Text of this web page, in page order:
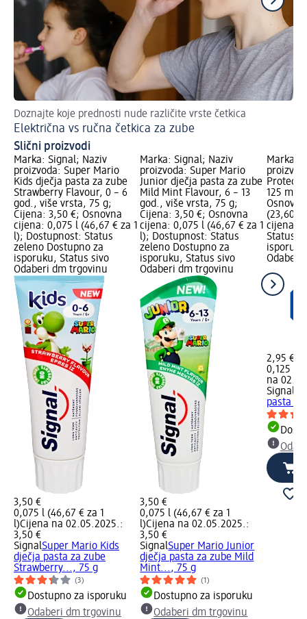
Doznajte koje prednosti nude različite vrste četkica
Električna vs ručna četkica za zube
Slični proizvodi
Marka: Signal; Naziv
proizvoda: Super Mario
Kids dječja pasta za zube
Strawberry Flavour, 0 – 6
god., više vrsta, 75 g;
Cijena: 3,50 €; Osnovna
cijena: 0,075 l (46,67 € za 1
l); Dostupnost: Status
zeleno Dostupno za
isporuku, Status sivo
Odaberi dm trgovinu
3,50 €
0,075 l (46,67 € za 1
l)Cijena na 02.05.2025.:
3,50 €
SignalSuper Mario Kids
dječja pasta za zube
Strawberry..., 75 g
(3)
Dostupno za isporuku
Odaberi dm trgovinu
Marka: Signal; Naziv
proizvoda: Super Mario
Junior dječja pasta za zube
Mild Mint Flavour, 6 – 13
god., više vrsta, 75 g;
Cijena: 3,50 €; Osnovna
cijena: 0,075 l (46,67 € za 1
l); Dostupnost: Status
zeleno Dostupno za
isporuku, Status sivo
Odaberi dm trgovinu
3,50 €
0,075 l (46,67 € za 1
l)Cijena na 02.05.2025.:
3,50 €
SignalSuper Mario Junior
dječja pasta za zube Mild
Mint..., 75 g
(1)
Dostupno za isporuku
Odaberi dm trgovinu
Marka:
125 ml;
(23,60 €
cijena
Status
Odaberi
2,95 €
0,125 l
na
Signal
pasta